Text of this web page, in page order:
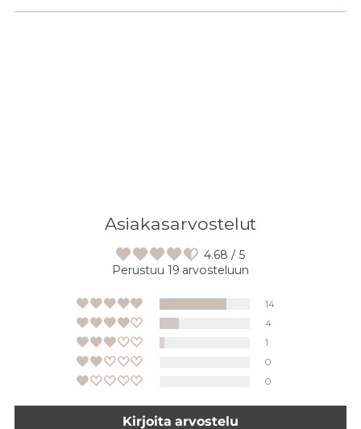
Asiakasarvostelut
4.68 / 5
Perustuu 19 arvosteluun
14
4
1
0
0
Kirjoita arvostelu